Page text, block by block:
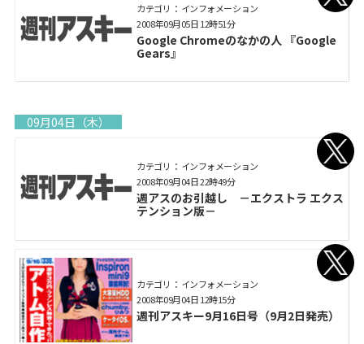
カテゴリ： インフォメーション
Google Chromeのなかの人 『Google
Gears』
2008年09月05日 12時51分
09月04日（木）
カテゴリ： インフォメーション
週アスのお引越し －エクストラ エクス
テンション版－
2008年09月04日 22時49分
カテゴリ： インフォメーション
週刊アスキー9月16日号（9月2日発売）
2008年09月04日 12時15分